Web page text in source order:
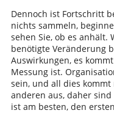
Dennoch ist Fortschritt
nichts sammeln,
sehen Sie, ob es anhält.
benötigte Veränderung
Auswirkungen, es
Messung ist.
sein, und all dies
anderen aus, daher sind
ist am besten, den